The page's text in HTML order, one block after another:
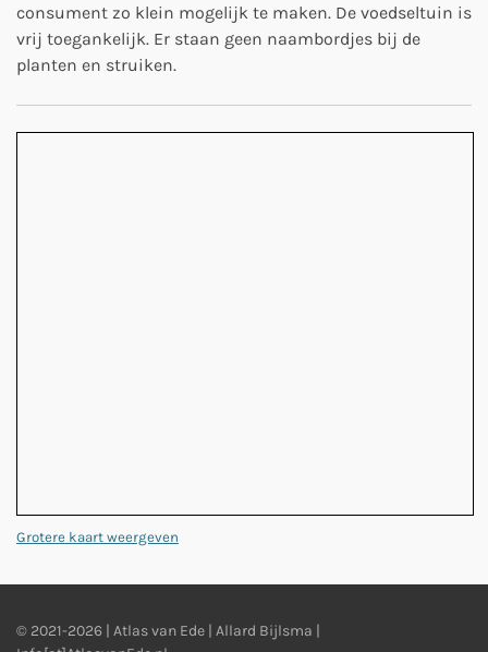
consument zo klein mogelijk te maken. De voedseltuin is
vrij toegankelijk. Er staan geen naambordjes bij de
planten en struiken.
Grotere kaart weergeven
© 2021-2026 | Atlas van Ede | Allard Bijlsma |